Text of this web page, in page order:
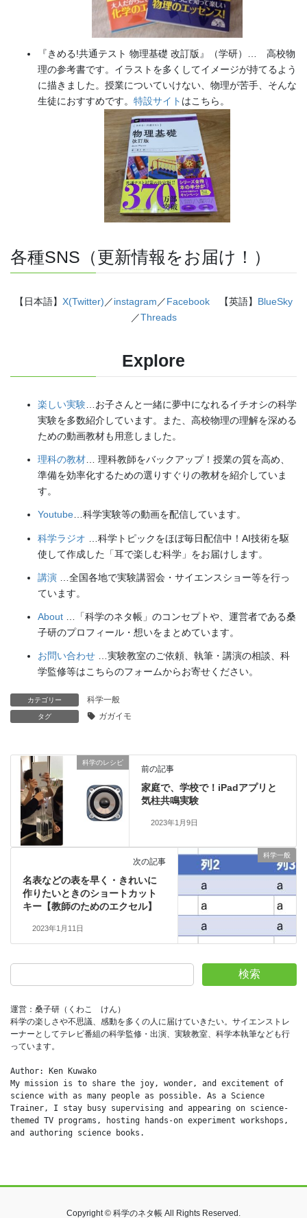
『きめる!共通テスト 物理基礎 改訂版』（学研）… 高校物
理の参考書です。イラストを多くしてイメージが持てるよう
に描きました。授業についていけない、物理が苦手、そんな
生徒におすすめです。 特設サイト はこちら。
各種SNS（更新情報をお届け！）
【日本語】 X(Twitter) ／instagram ／Facebook 【英語】 BlueSky
／Threads
Explore
楽しい実験 …お子さんと一緒に夢中になれるイチオシの科学
実験を多数紹介しています。また、高校物理の理解を深める
ための動画教材も用意しました。
理科の教材 … 理科教師をバックアップ！授業の質を高め、
準備を効率化するための選りすぐりの教材を紹介していま
す。
Youtube…科学実験等の動画を配信しています。
科学ラジオ …科学トピックをほぼ毎日配信中！AI技術を駆
使して作成した「耳で楽しむ科学」をお届けします。
講演 …全国各地で実験講習会・サイエンスショー等を行っ
ています。
About …「科学のネタ帳」のコンセプトや、運営者である桑
子研のプロフィール・想いをまとめています。
お問い合わせ …実験教室のご依頼、執筆・講演の相談、科
学監修等はこちらのフォームからお寄せください。
カテゴリー 科学一般
タグ ガガイモ
科学のレシピ
前の記事
家庭で、学校で！iPadアプリと
気柱共鳴実験
2023年1月9日
科学一般
次の記事
名表などの表を早く・きれいに
作りたいときのショートカット
キー【教師のためのエクセル】
2023年1月11日
検索
運営：桑子研（くわこ　けん）
科学の楽しさや不思議、感動を多くの人に届けていきたい。サイエンストレ
ーナーとしてテレビ番組の科学監修・出演、実験教室、科学本執筆なども行
っています。
Author: Ken Kuwako
My mission is to share the joy, wonder, and excitement of
science with as many people as possible. As a Science
Trainer, I stay busy supervising and appearing on science-
themed TV programs, hosting hands-on experiment workshops,
and authoring science books.
Copyright © 科学のネタ帳 All Rights Reserved.